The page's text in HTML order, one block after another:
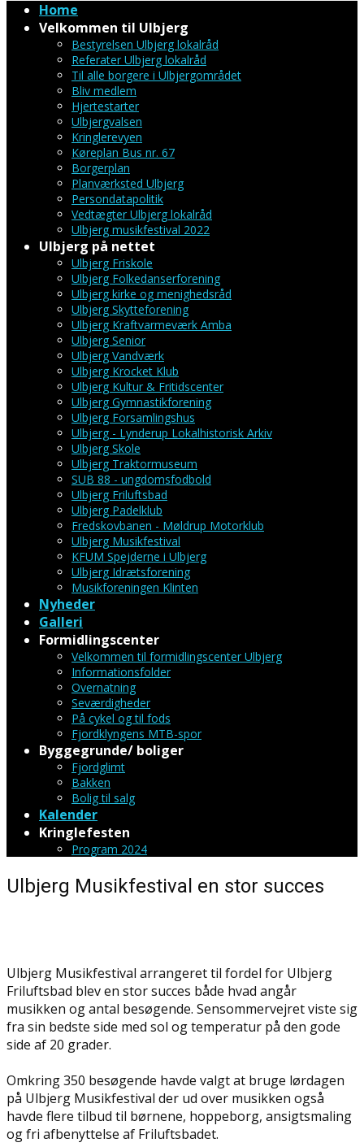
Home
Velkommen til Ulbjerg
Bestyrelsen Ulbjerg lokalråd
Referater Ulbjerg lokalråd
Til alle borgere i Ulbjergområdet
Bliv medlem
Hjertestarter
Ulbjergvalsen
Kringlerevyen
Køreplan Bus nr. 67
Borgerplan
Planværksted Ulbjerg
Persondatapolitik
Vedtægter Ulbjerg lokalråd
Ulbjerg musikfestival 2022
Ulbjerg på nettet
Ulbjerg Friskole
Ulbjerg Folkedanserforening
Ulbjerg kirke og menighedsråd
Ulbjerg Skytteforening
Ulbjerg Kraftvarmeværk Amba
Ulbjerg Senior
Ulbjerg Vandværk
Ulbjerg Krocket Klub
Ulbjerg Kultur & Fritidscenter
Ulbjerg Gymnastikforening
Ulbjerg Forsamlingshus
Ulbjerg - Lynderup Lokalhistorisk Arkiv
Ulbjerg Skole
Ulbjerg Traktormuseum
SUB 88 - ungdomsfodbold
Ulbjerg Friluftsbad
Ulbjerg Padelklub
Fredskovbanen - Møldrup Motorklub
Ulbjerg Musikfestival
KFUM Spejderne i Ulbjerg
Ulbjerg Idrætsforening
Musikforeningen Klinten
Nyheder
Galleri
Formidlingscenter
Velkommen til formidlingscenter Ulbjerg
Informationsfolder
Overnatning
Seværdigheder
På cykel og til fods
Fjordklyngens MTB-spor
Byggegrunde/ boliger
Fjordglimt
Bakken
Bolig til salg
Kalender
Kringlefesten
Program 2024
Ulbjerg Musikfestival en stor succes
Ulbjerg Musikfestival arrangeret til fordel for Ulbjerg
Friluftsbad blev en stor succes både hvad angår
musikken og antal besøgende. Sensommervejret viste sig
fra sin bedste side med sol og temperatur på den gode
side af 20 grader.
Omkring 350 besøgende havde valgt at bruge lørdagen
på Ulbjerg Musikfestival der ud over musikken også
havde flere tilbud til børnene, hoppeborg, ansigtsmaling
og fri afbenyttelse af Friluftsbadet.